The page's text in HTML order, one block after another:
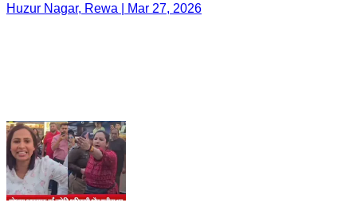
Huzur Nagar, Rewa | Mar 27, 2026